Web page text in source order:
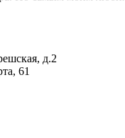
д.2
61